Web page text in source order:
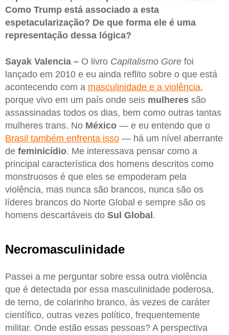
Como Trump está associado a esta
espetacularização? De que forma ele é uma
representação dessa lógica?
Sayak Valencia – O livro Capitalismo Gore foi
lançado em 2010 e eu ainda reflito sobre o que está
acontecendo com a masculinidade e a violência,
porque vivo em um país onde seis mulheres são
assassinadas todos os dias, bem como outras tantas
mulheres trans. No México — e eu entendo que o
Brasil também enfrenta isso — há um nível aberrante
de feminicídio. Me interessava pensar como a
principal característica dos homens descritos como
monstruosos é que eles se empoderam pela
violência, mas nunca são brancos, nunca são os
líderes brancos do Norte Global e sempre são os
homens descartáveis do Sul Global .
Necromasculinidade
Passei a me perguntar sobre essa outra violência
que é detectada por essa masculinidade poderosa,
de terno, de colarinho branco, às vezes de caráter
científico, outras vezes político, frequentemente
militar. Onde estão essas pessoas? A perspectiva